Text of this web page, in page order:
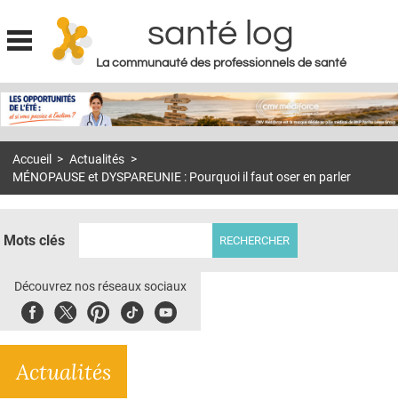
Jump to navigation
santé log
La communauté des professionnels de santé
MON COMPTE
S'ABONNER À LA REVUE SOIN À DOMICILE
DOSSIERS
E-REVUE SAD
L'APP
Accueil > Actualités >
MÉNOPAUSE et DYSPAREUNIE : Pourquoi il faut oser en parler
Mots clés
Découvrez nos réseaux sociaux
FacebookTwitterPinterest
TiktokYoubute
Actualités